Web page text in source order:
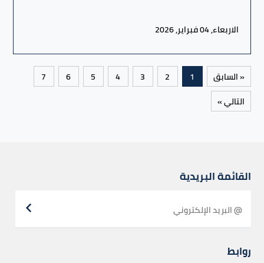
الاربعاء, 04 فبراير, 2026
« السابق 1
2
3
4
5
6
7
التالي »
القائمة البريدية
روابط